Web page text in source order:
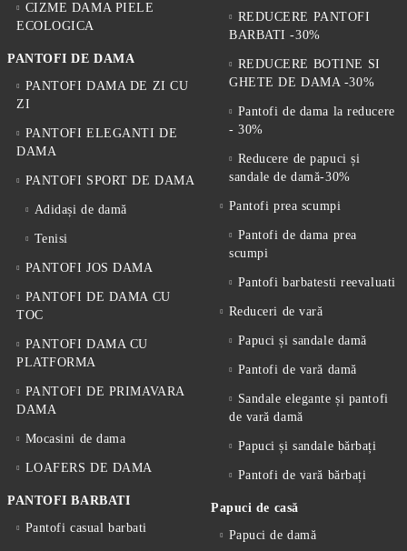
CIZME DAMA PIELE
ECOLOGICA
PANTOFI DE DAMA
PANTOFI DAMA DE ZI CU
ZI
PANTOFI ELEGANTI DE
DAMA
PANTOFI SPORT DE DAMA
Adidași de damă
Tenisi
PANTOFI JOS DAMA
PANTOFI DE DAMA CU
TOC
PANTOFI DAMA CU
PLATFORMA
PANTOFI DE PRIMAVARA
DAMA
Mocasini de dama
LOAFERS DE DAMA
PANTOFI BARBATI
Pantofi casual barbati
REDUCERE PANTOFI
BARBATI -30%
REDUCERE BOTINE SI
GHETE DE DAMA -30%
Pantofi de dama la reducere
- 30%
Reducere de papuci și
sandale de damă-30%
Pantofi prea scumpi
Pantofi de dama prea
scumpi
Pantofi barbatesti reevaluati
Reduceri de vară
Papuci și sandale damă
Pantofi de vară damă
Sandale elegante și pantofi
de vară damă
Papuci și sandale bărbați
Pantofi de vară bărbați
Papuci de casă
Papuci de damă